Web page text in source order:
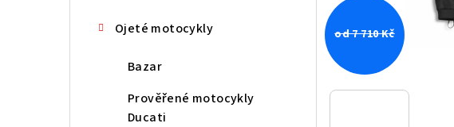
Ojeté motocykly
Bazar
Prověřené motocykly
Ducati
od 7 710 Kč